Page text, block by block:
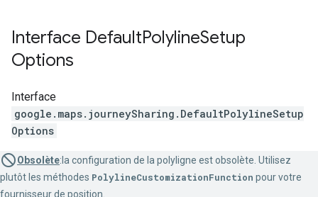
Interface DefaultPolylineSetup
Options
Interface
google.maps.journeySharing . DefaultPolylineSetup
Options
Obsolète:la configuration de la polyligne est obsolète. Utilisez
plutôt les méthodes PolylineCustomizationFunction pour votre
fournisseur de position.